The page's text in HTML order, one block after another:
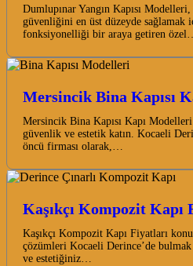
Dumlupınar Yangın Kapısı Modelleri,
güvenliğini en üst düzeyde sağlamak
fonksiyonelliği bir araya getiren
Mersincik Bina Kapısı
Mersincik Bina Kapısı Kapı
güvenlik ve estetik katın. Kocaeli
öncü firması olarak,…
Kaşıkçı Kompozit Kapı
Kaşıkçı Kompozit Kapı Fiyatları
çözümleri Kocaeli Derince’de
ve estetiğiniz…